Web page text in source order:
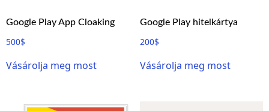
Google Play App Cloaking
500$
Vásárolja meg most
Google Play hitelkártya
200$
Vásárolja meg most